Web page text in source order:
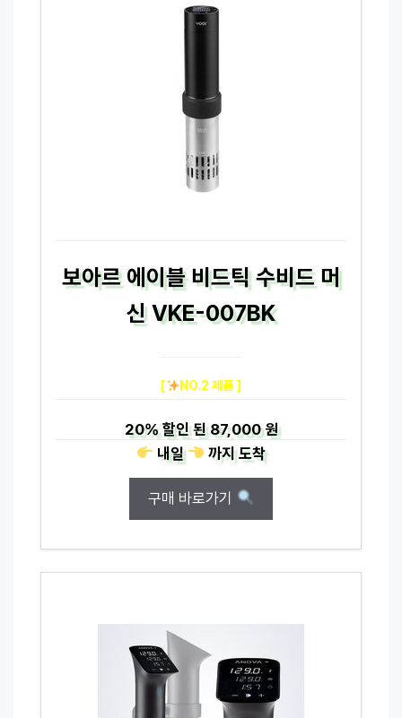
보아르 에이블 비드틱 수비드 머
신 VKE-007BK
[ NO.2 제품 ]
20%할인 된87,000 원
내일
까지도착
구매 바로가기